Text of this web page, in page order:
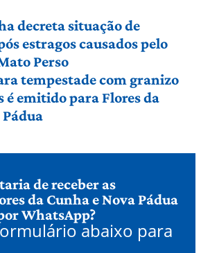
decreta situação de
estragos causados pelo
Perso
tempestade com granizo
é emitido para Flores da
de receber as
da Cunha e Nova Pádua
WhatsApp?
abaixo para